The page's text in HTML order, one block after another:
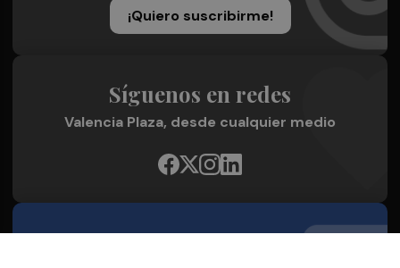
¡Quiero suscribirme!
Síguenos en redes
Valencia Plaza, desde cualquier medio
Quienes Somos